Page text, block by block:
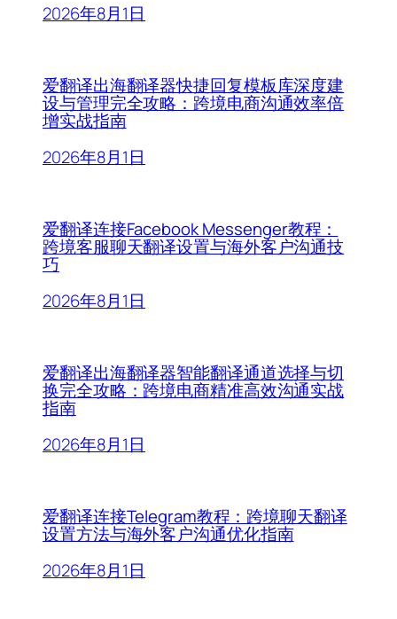
2026年8月1日
爱翻译出海翻译器快捷回复模板库深度建
设与管理完全攻略：跨境电商沟通效率倍
增实战指南
2026年8月1日
爱翻译连接Facebook Messenger教程：
跨境客服聊天翻译设置与海外客户沟通技
巧
2026年8月1日
爱翻译出海翻译器智能翻译通道选择与切
换完全攻略：跨境电商精准高效沟通实战
指南
2026年8月1日
爱翻译连接Telegram教程：跨境聊天翻译
设置方法与海外客户沟通优化指南
2026年8月1日